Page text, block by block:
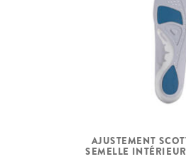
AJUSTEMENT
SEMELLE